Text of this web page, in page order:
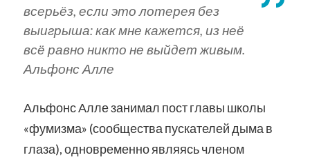
всерьёз, если это лотерея без
выигрыша: как мне кажется, из неё
всё равно никто не выйдет живым.
Альфонс Алле
Альфонс Алле занимал пост главы школы
«фумизма» (сообщества пускателей дыма в
глаза), одновременно являясь членом